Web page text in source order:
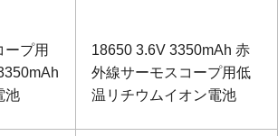
ープ用
池
18650 3.6V 3350mAh 赤
外線サーモスコープ用低
温リチウムイオン電池